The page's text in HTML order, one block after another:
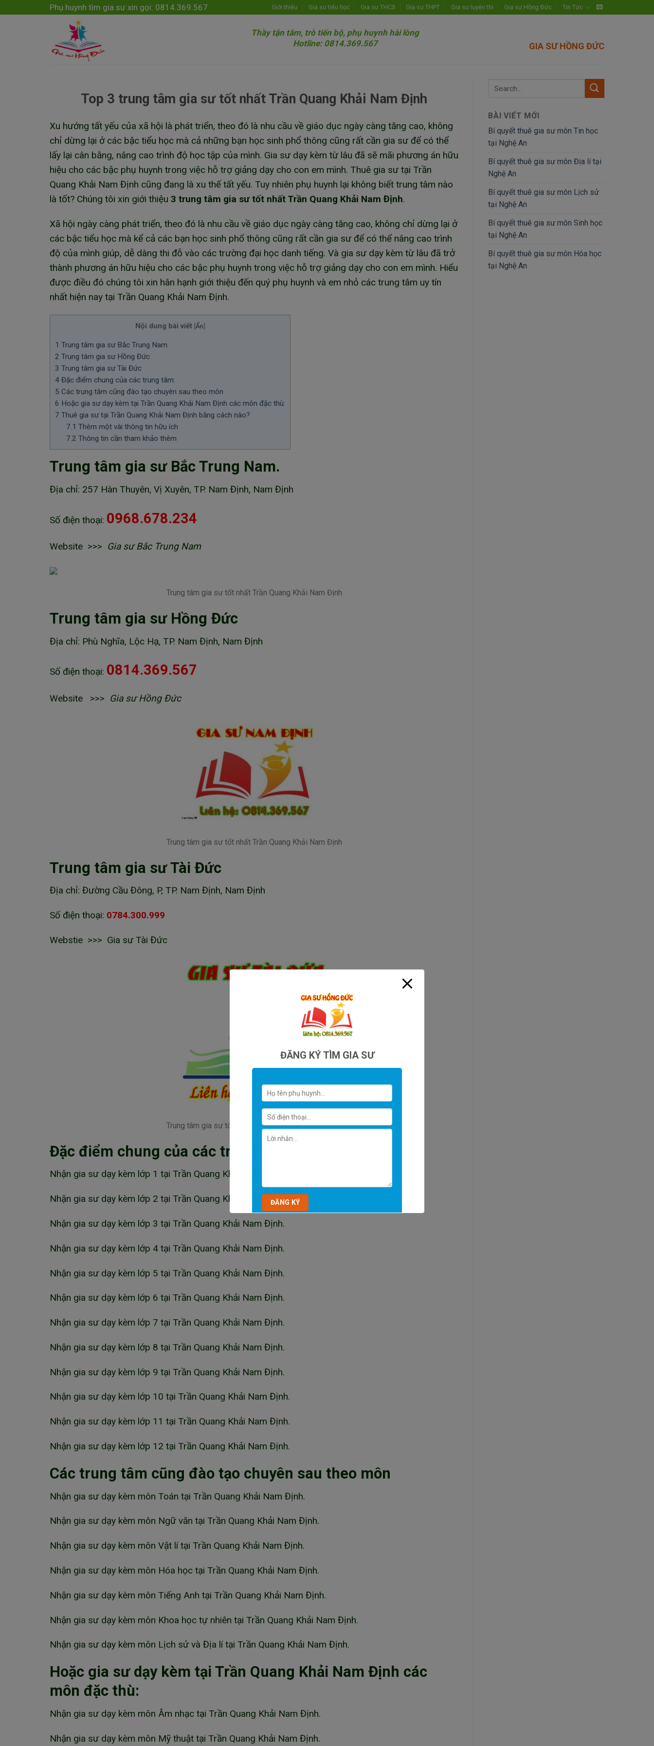
to
Phụ huynh tìm gia sư xin gọi: 0814.369.567 Giới thiệu Gia sư tiểu học Gia sư THCS Gia sư THPT Gia sư luyện thi Gia sư Hồng Đức Tin Tức
Thầy tận tâm, trò tiến bộ, phụ huynh hài lòng
Hotline: 0814.369.567
GIA SƯ HỒNG ĐỨC
Top 3 trung tâm gia sư tốt nhất Trần Quang Khải Nam Định
Xu hướng tất yếu của xã hội là phát triển, theo đó là nhu cầu về giáo dục ngày càng tăng cao, không
chỉ dừng lại ở các bậc tiểu học mà cả những bạn học sinh phổ thông cũng rất cần gia sư để có thể
lấy lại cân bằng, nâng cao trình độ học tập của mình. Gia sư dạy kèm từ lâu đã sẽ mãi phương án hữu
hiệu cho các bậc phụ huynh trong việc hỗ trợ giảng dạy cho con em mình. Thuê gia sư tại Trần
Quang Khải Nam Định cũng đang là xu thế tất yếu. Tuy nhiên phụ huynh lại không biết trung tâm nào
là tốt? Chúng tôi xin giới thiệu 3 trung tâm gia sư tốt nhất Trần Quang Khải Nam Định.
Xã hội ngày càng phát triển, theo đó là nhu cầu về giáo dục ngày càng tăng cao, không chỉ dừng lại ở
các bậc tiểu học mà kể cả các bạn học sinh phổ thông cũng rất cần gia sư để có thể nâng cao trình
độ của mình giúp, dễ dàng thi đỗ vào các trường đại học danh tiếng. Và gia sư dạy kèm từ lâu đã trở
thành phương án hữu hiệu cho các bậc phụ huynh trong việc hỗ trợ giảng dạy cho con em mình. Hiểu
được điều đó chúng tôi xin hân hạnh giới thiệu đến quý phụ huynh và em nhỏ các trung tâm uy tín
nhất hiện nay tại Trần Quang Khải Nam Định.
Nội dung bài viết [Ẩn]
1 Trung tâm gia sư Bắc Trung Nam.
2 Trung tâm gia sư Hồng Đức
3 Trung tâm gia sư Tài Đức
4 Đặc điểm chung của các trung tâm:
5 Các trung tâm cũng đào tạo chuyên sau theo môn
6 Hoặc gia sư dạy kèm tại Trần Quang Khải Nam Định các môn đặc thù:
7 Thuê gia sư tại Trần Quang Khải Nam Định bằng cách nào?
7.1 Thêm một vài thông tin hữu ích
7.2 Thông tin cần tham khảo thêm
Trung tâm gia sư Bắc Trung Nam.
Địa chỉ: 257 Hàn Thuyên, Vị Xuyên, TP. Nam Định, Nam Định
Số điện thoại: 0968.678.234
Website >>> Gia sư Bắc Trung Nam
Trung tâm gia sư tốt nhất Trần Quang Khải Nam Định
Trung tâm gia sư Hồng Đức
Địa chỉ: Phù Nghĩa, Lộc Hạ, TP. Nam Định, Nam Định
Số điện thoại: 0814.369.567
Website >>> Gia sư Hồng Đức
Trung tâm gia sư tốt nhất Trần Quang Khải Nam Định
Trung tâm gia sư Tài Đức
Địa chỉ: Đường Cầu Đông, P, TP. Nam Định, Nam Định
Số điện thoại: 0784.300.999
Webstie >>> Gia sư Tài Đức
Trung tâm gia sư tốt nhất Trần Quang Khải Nam Định
Đặc điểm chung của các trung tâm:
Nhận gia sư dạy kèm lớp 1 tại Trần Quang Khải Nam Định.
Nhận gia sư dạy kèm lớp 2 tại Trần Quang Khải Nam Định.
Nhận gia sư dạy kèm lớp 3 tại Trần Quang Khải Nam Định.
Nhận gia sư dạy kèm lớp 4 tại Trần Quang Khải Nam Định.
Nhận gia sư dạy kèm lớp 5 tại Trần Quang Khải Nam Định.
Nhận gia sư dạy kèm lớp 6 tại Trần Quang Khải Nam Định.
Nhận gia sư dạy kèm lớp 7 tại Trần Quang Khải Nam Định.
Nhận gia sư dạy kèm lớp 8 tại Trần Quang Khải Nam Định.
Nhận gia sư dạy kèm lớp 9 tại Trần Quang Khải Nam Định.
Nhận gia sư dạy kèm lớp 10 tại Trần Quang Khải Nam Định.
Nhận gia sư dạy kèm lớp 11 tại Trần Quang Khải Nam Định.
Nhận gia sư dạy kèm lớp 12 tại Trần Quang Khải Nam Định.
Các trung tâm cũng đào tạo chuyên sau theo môn
Nhận gia sư dạy kèm môn Toán tại Trần Quang Khải Nam Định.
Nhận gia sư dạy kèm môn Ngữ văn tại Trần Quang Khải Nam Định.
Nhận gia sư dạy kèm môn Vật lí tại Trần Quang Khải Nam Định.
Nhận gia sư dạy kèm môn Hóa học tại Trần Quang Khải Nam Định.
Nhận gia sư dạy kèm môn Tiếng Anh tại Trần Quang Khải Nam Định.
Nhận gia sư dạy kèm môn Khoa học tự nhiên tại Trần Quang Khải Nam Định.
Nhận gia sư dạy kèm môn Lịch sử và Địa lí tại Trần Quang Khải Nam Định.
Hoặc gia sư dạy kèm tại Trần Quang Khải Nam Định các
môn đặc thù:
Nhận gia sư dạy kèm môn Âm nhạc tại Trần Quang Khải Nam Định.
Nhận gia sư dạy kèm môn Mỹ thuật tại Trần Quang Khải Nam Định.
BÀI VIẾT MỚI
Bí quyết thuê gia sư môn Tin học
tại Nghệ An
Bí quyết thuê gia sư môn Địa lí tại
Nghệ An
Bí quyết thuê gia sư môn Lịch sử
tại Nghệ An
Bí quyết thuê gia sư môn Sinh học
tại Nghệ An
Bí quyết thuê gia sư môn Hóa học
tại Nghệ An
ĐĂNG KÝ TÌM GIA SƯ